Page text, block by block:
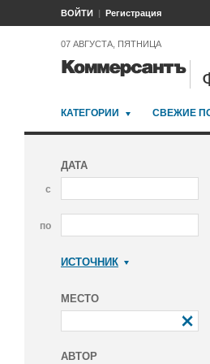
ВОЙТИ Регистрация
07 АВГУСТА, ПЯТНИЦА
КАТЕГОРИИ СВЕЖИЕ
ДАТА
с
по
ИСТОЧНИК
МЕСТО
АВТОР